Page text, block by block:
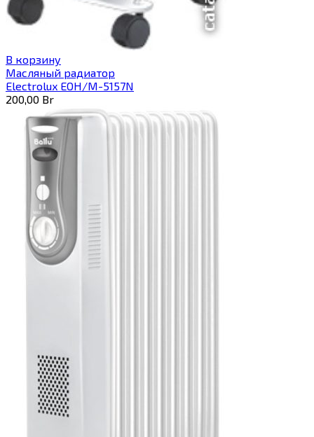
В корзину
Масляный радиатор
Electrolux EOH/M-5157N
200,00 Br